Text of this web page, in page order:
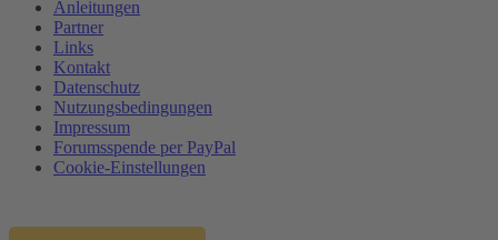
Anleitungen
Partner
Links
Kontakt
Datenschutz
Nutzungsbedingungen
Impressum
Forumsspende per PayPal
Cookie-Einstellungen